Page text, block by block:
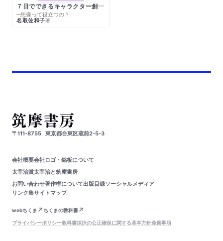
７日でできるキャラクター創作入門
─想像って役立つの？
名取佐和子著
〒111-8755 東京都台東区蔵前2-5-3
会社概要会社ロゴ・銘板について
太宰治賞太宰治と筑摩書房
お問い合わせ著作権について出版目録ソーシャルメディア
リンク集サイトマップ
webちくま
ちくまの教科書
プライバシーポリシー教科書採択の公正確保に関する基本方針免責事項